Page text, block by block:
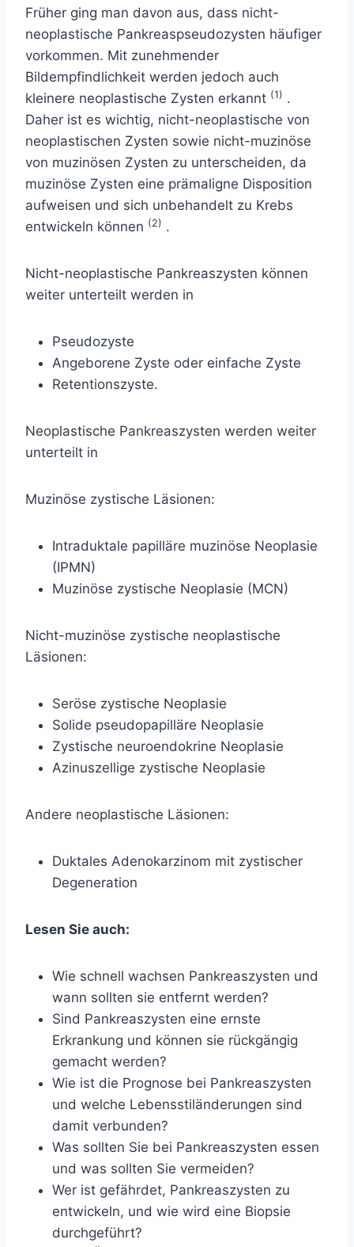
Früher ging man davon aus, dass nicht-
neoplastische Pankreaspseudozysten häufiger
vorkommen. Mit zunehmender
Bildempfindlichkeit werden jedoch auch
kleinere neoplastische Zysten erkannt (1) .
Daher ist es wichtig, nicht-neoplastische von
neoplastischen Zysten sowie nicht-muzinöse
von muzinösen Zysten zu unterscheiden, da
muzinöse Zysten eine prämaligne Disposition
aufweisen und sich unbehandelt zu Krebs
entwickeln können (2) .
Nicht-neoplastische Pankreaszysten können
weiter unterteilt werden in
Pseudozyste
Angeborene Zyste oder einfache Zyste
Retentionszyste.
Neoplastische Pankreaszysten werden weiter
unterteilt in
Muzinöse zystische Läsionen:
Intraduktale papilläre muzinöse Neoplasie
(IPMN)
Muzinöse zystische Neoplasie (MCN)
Nicht-muzinöse zystische neoplastische
Läsionen:
Seröse zystische Neoplasie
Solide pseudopapilläre Neoplasie
Zystische neuroendokrine Neoplasie
Azinuszellige zystische Neoplasie
Andere neoplastische Läsionen:
Duktales Adenokarzinom mit zystischer
Degeneration
Lesen Sie auch:
Wie schnell wachsen Pankreaszysten und
wann sollten sie entfernt werden?
Sind Pankreaszysten eine ernste
Erkrankung und können sie rückgängig
gemacht werden?
Wie ist die Prognose bei Pankreaszysten
und welche Lebensstiländerungen sind
damit verbunden?
Was sollten Sie bei Pankreaszysten essen
und was sollten Sie vermeiden?
Wer ist gefährdet, Pankreaszysten zu
entwickeln, und wie wird eine Biopsie
durchgeführt?